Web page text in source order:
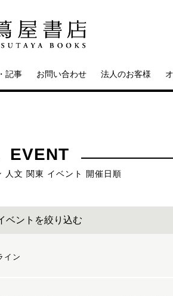
記事 お問い合わせ 法人のお客様
EVENT
人文 関東 イベント 開催日順
ベントを絞り込む
イン